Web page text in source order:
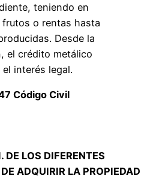
teniendo en
o rentas hasta
Desde la
el crédito metálico
interés legal.
Código Civil
DE LOS DIFERENTES
ADQUIRIR LA PROPIEDAD